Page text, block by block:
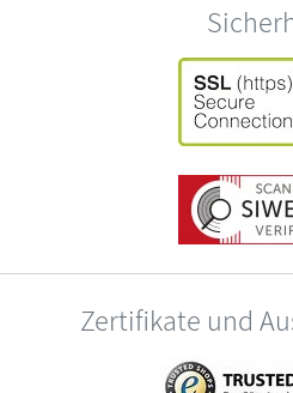
Zertifikate und